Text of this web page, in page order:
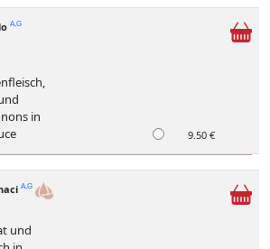
A,G
in
9.50 €
A,G
und